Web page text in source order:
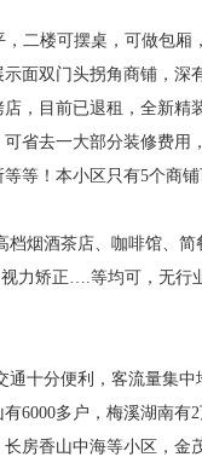
二楼可摆桌，可做包厢
面双门头拐角商铺，深
，目前已退租，全新精
省去一大部分装修费用
等！本小区只有5个商
烟酒茶店、咖啡馆、简
力矫正….等均可，无行
十分便利，客流量集
6000多户，梅溪湖南有
房香山中海等小区，金